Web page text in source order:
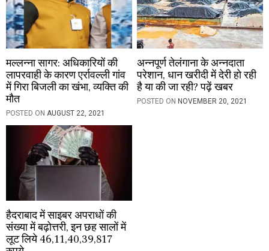
मल्लन्ना सागर: अधिकारियों की
लापरवाही के कारण एर्रावल्ली गांव
में गिरा बिजली का खंभा, व्यक्ति की
मौत
POSTED ON AUGUST 22, 2021
अन्नपूर्ण तेलंगाना के अन्नदाता
परेशान, धान खरीदी में देरी हो रही
है या की जा रही? पढ़ें खबर
POSTED ON NOVEMBER 20, 2021
हैदराबाद में साइबर अपराधों की
संख्या में बढ़ोत्तरी, इन छह सालों में
लूट लिये 46,11,40,39,817